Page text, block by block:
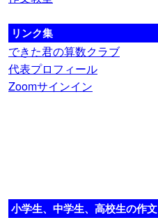
リンク集
できた君の算数クラブ
代表プロフィール
Zoomサインイン
小学生、中学生、高校生の作文